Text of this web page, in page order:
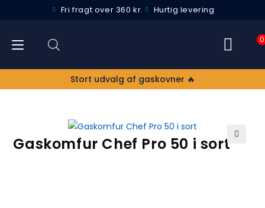
Fri fragt over 360 kr. Hurtig levering
0
Stort udvalg af gaskovner 🔥
Gaskomfur Chef Pro 50 i sort